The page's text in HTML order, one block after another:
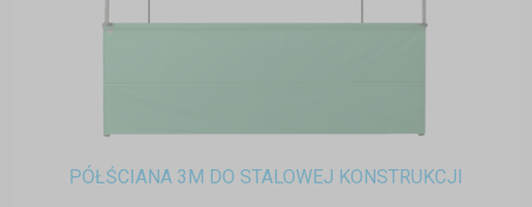
PÓŁŚCIANA 3M DO STALOWEJ KONSTRUKCJI